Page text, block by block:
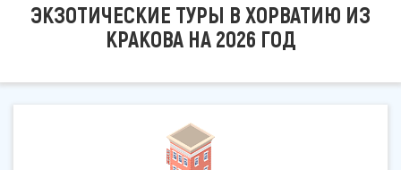
ЭКЗОТИЧЕСКИЕ ТУРЫ В ХОРВАТИЮ ИЗ
КРАКОВА НА 2026 ГОД